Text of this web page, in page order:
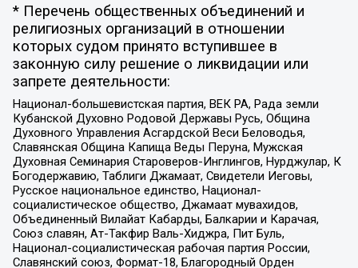
* Перечень общественных объединений и
религиозных организаций в отношении
которых судом принято вступившее в
законную силу решение о ликвидации или
запрете деятельности:
Национал-большевистская партия, ВЕК РА, Рада земли
Кубанской Духовно Родовой Державы Русь, Община
Духовного Управления Асгардской Веси Беловодья,
Славянская Община Капища Веды Перуна, Мужская
Духовная Семинария Староверов-Инглингов, Нурджулар, К
Богодержавию, Таблиги Джамаат, Свидетели Иеговы,
Русское национальное единство, Национал-
социалистическое общество, Джамаат мувахидов,
Объединенный Вилайат Кабарды, Балкарии и Карачая,
Союз славян, Ат-Такфир Валь-Хиджра, Пит Буль,
Национал-социалистическая рабочая партия России,
Славянский союз, Формат-18, Благородный Орден